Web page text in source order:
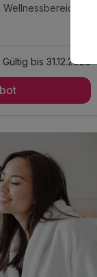
genussvollen
Wellnessbereich
Zimmer
& Saunatuch
Gültig bis 31.12.2026